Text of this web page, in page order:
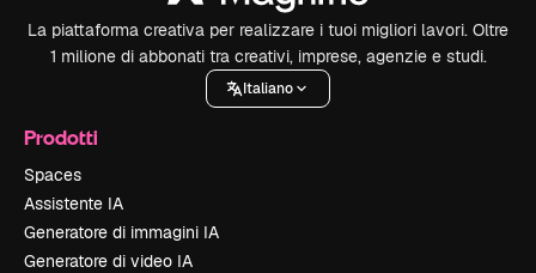
La piattaforma creativa per realizzare i tuoi migliori lavori. Oltre
1 milione di abbonati tra creativi, imprese, agenzie e studi.
Italiano
Prodotti
Spaces
Assistente IA
Generatore di immagini IA
Generatore di video IA